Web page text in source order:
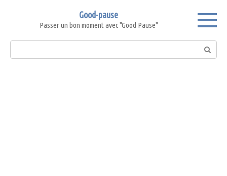
Good-pause
Passer un bon moment avec "Good Pause"
Search: